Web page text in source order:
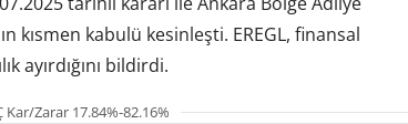
kısmen kabulü kesinleşti. EREGL, finansal
ayırdığını bildirdi.
Zarar 17.84%-82.16%